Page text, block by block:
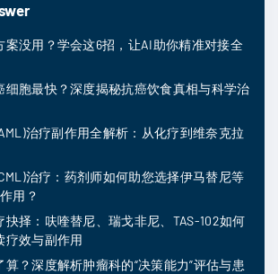
案没用？学会这6招，让AI助你精准对接全
细胞最快？深度揭秘抗癌饮食真相与科学治
治疗副作用全解析：从化疗到维奈克拉
治疗：药剂师如何助您选择伊马替尼等
用？
择：呋喹替尼、瑞戈非尼、TAS-102如何
疗效与副作用
？深度解析肿瘤科的“决策能力”评估与患